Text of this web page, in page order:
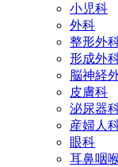
小児科
外科
整形外
形成外
脳神経
皮膚科
泌尿器
産婦人
眼科
耳鼻咽